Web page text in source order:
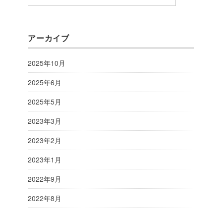
アーカイブ
2025年10月
2025年6月
2025年5月
2023年3月
2023年2月
2023年1月
2022年9月
2022年8月